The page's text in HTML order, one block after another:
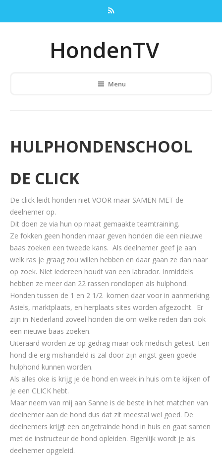
HondenTV
Menu
HULPHONDENSCHOOL
DE CLICK
De click leidt honden niet VOOR maar SAMEN MET de
deelnemer op.
Dit doen ze via hun op maat gemaakte teamtraining.
Ze fokken geen honden maar geven honden die een nieuwe
baas zoeken een tweede kans. Als deelnemer geef je aan
welk ras je graag zou willen hebben en daar gaan ze dan naar
op zoek. Niet iedereen houdt van een labrador. Inmiddels
hebben ze meer dan 22 rassen rondlopen als hulphond.
Honden tussen de 1 en 2 1/2 komen daar voor in aanmerking.
Asiels, marktplaats, en herplaats sites worden afgezocht. Er
zijn in Nederland zoveel honden die om welke reden dan ook
een nieuwe baas zoeken.
Uiteraard worden ze op gedrag maar ook medisch getest. Een
hond die erg mishandeld is zal door zijn angst geen goede
hulphond kunnen worden.
Als alles oke is krijg je de hond en week in huis om te kijken of
je een CLICK hebt.
Maar neem van mij aan Sanne is de beste in het matchen van
deelnemer aan de hond dus dat zit meestal wel goed. De
deelnemers krijgt een ongetrainde hond in huis en gaat samen
met de instructeur de hond opleiden. Eigenlijk wordt je als
deelnemer opgeleid.